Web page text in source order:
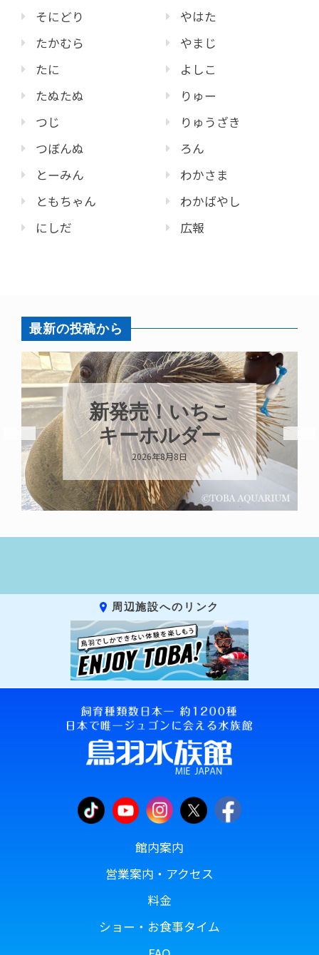
そにどり
たかむら
たに
たぬたぬ
つじ
つぼんぬ
とーみん
ともちゃん
にしだ
やはた
やまじ
よしこ
りゅー
りゅうざき
ろん
わかさま
わかばやし
広報
最新の投稿から
新発売！いちこ
キーホルダー
2026年8月8日
周辺施設へのリンク
館内案内
営業案内・アクセス
料金
ショー・お食事タイム